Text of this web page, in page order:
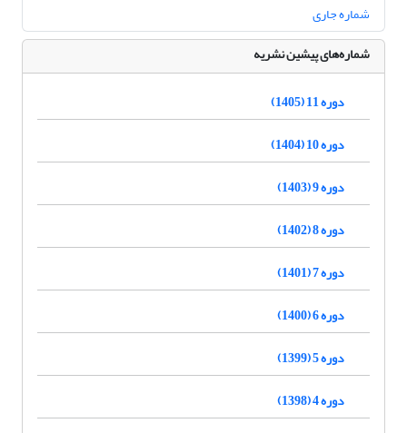
شماره جاری
شماره‌های پیشین نشریه
دوره 11 (1405)
دوره 10 (1404)
دوره 9 (1403)
دوره 8 (1402)
دوره 7 (1401)
دوره 6 (1400)
دوره 5 (1399)
دوره 4 (1398)